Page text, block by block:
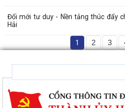
Đổi mới tư duy - Nền tảng thúc đẩy
Hải
1 2 3